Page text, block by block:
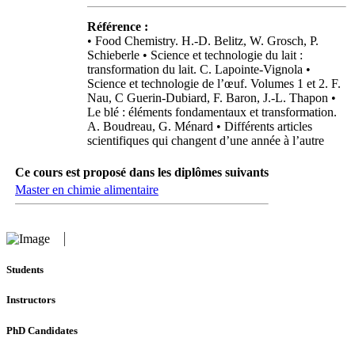
Référence :
• Food Chemistry. H.-D. Belitz, W. Grosch, P.
Schieberle • Science et technologie du lait :
transformation du lait. C. Lapointe-Vignola •
Science et technologie de l’œuf. Volumes 1 et 2. F.
Nau, C Guerin-Dubiard, F. Baron, J.-L. Thapon •
Le blé : éléments fondamentaux et transformation.
A. Boudreau, G. Ménard • Différents articles
scientifiques qui changent d’une année à l’autre
Ce cours est proposé dans les diplômes suivants
Master en chimie alimentaire
Students
Instructors
PhD Candidates